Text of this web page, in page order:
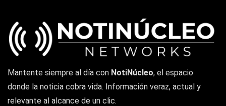
Mantente siempre al día con NotiNúcleo, el espacio
donde la noticia cobra vida. Información veraz, actual y
relevante al alcance de un clic.